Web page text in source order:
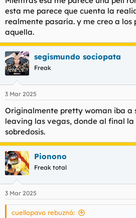
esta me parece que cuenta la
realmente pasaría. y me creo a los
aquella.
segismundo sociopata
Freak
3 Mar 2025
Originalmente pretty woman iba a
leaving las vegas, donde al final
sobredosis.
Pionono
Freak total
3 Mar 2025
cuellopavo rebuznó: